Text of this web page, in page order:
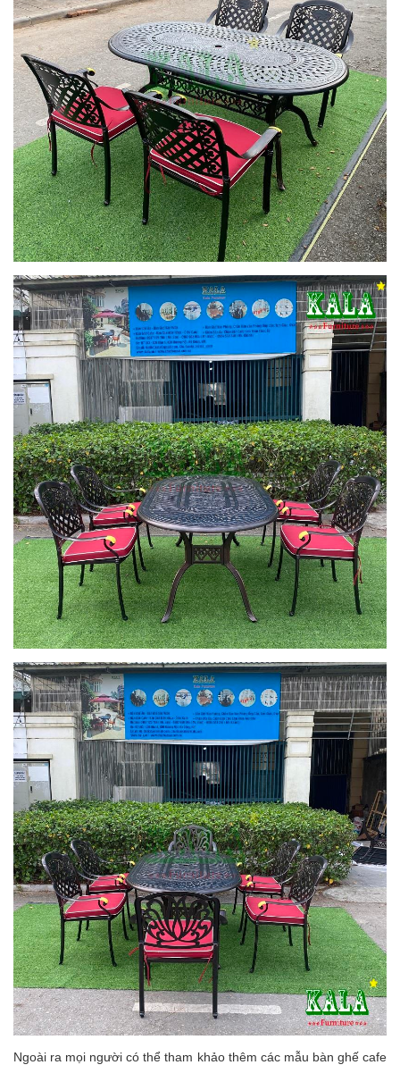
Ngoài ra mọi người có thể tham khảo thêm các mẫu bàn ghế cafe